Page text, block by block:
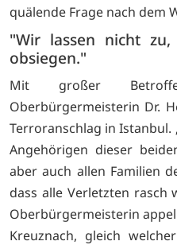
quälende Frage nach dem
"Wir lassen nicht
obsiegen."
Mit großer
Oberbürgermeisterin Dr.
Terroranschlag in Istanbul.
Angehörigen dieser
aber auch allen Familien
dass alle Verletzten rasch
Oberbürgermeisterin
Kreuznach, gleich